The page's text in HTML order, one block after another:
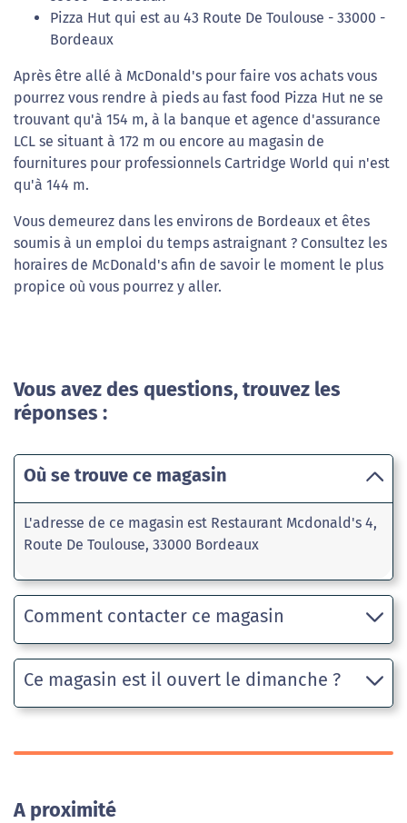
Pizza Hut qui est au 43 Route De Toulouse - 33000 -
Bordeaux
Après être allé à McDonald's pour faire vos achats vous
pourrez vous rendre à pieds au fast food Pizza Hut ne se
trouvant qu'à 154 m, à la banque et agence d'assurance
LCL se situant à 172 m ou encore au magasin de
fournitures pour professionnels Cartridge World qui n'est
qu'à 144 m.
Vous demeurez dans les environs de Bordeaux et êtes
soumis à un emploi du temps astraignant ? Consultez les
horaires de McDonald's afin de savoir le moment le plus
propice où vous pourrez y aller.
Vous avez des questions, trouvez les
réponses :
Où se trouve ce magasin
L'adresse de ce magasin est Restaurant Mcdonald's 4,
Route De Toulouse, 33000 Bordeaux
Comment contacter ce magasin
Ce magasin est il ouvert le dimanche ?
A proximité